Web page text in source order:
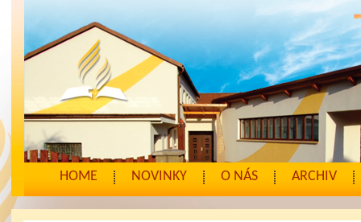
HOME NOVINKY O NÁS ARCHIV